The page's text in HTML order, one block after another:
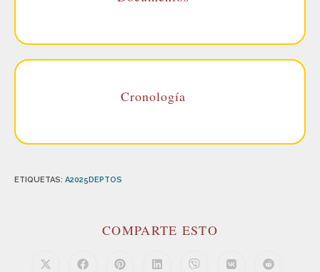
Cronología
ETIQUETAS: A2025DEPTOS
COMPARTE ESTO